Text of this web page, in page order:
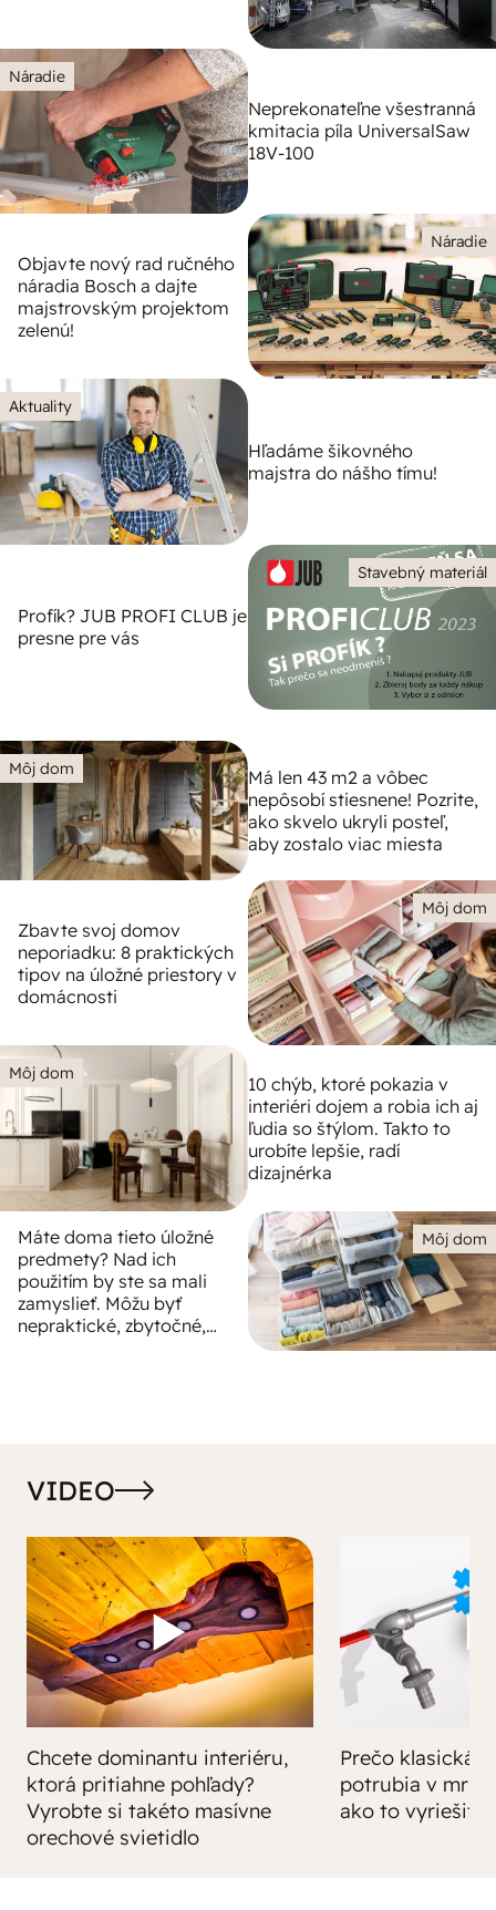
Náradie
Neprekonateľne všestranná
kmitacia píla UniversalSaw
18V-100
Náradie
Objavte nový rad ručného
náradia Bosch a dajte
majstrovským projektom
zelenú!
Aktuality
Hľadáme šikovného
majstra do nášho tímu!
Stavebný materiál
Profík? JUB PROFI CLUB je
presne pre vás
Môj dom
Má len 43 m2 a vôbec
nepôsobí stiesnene! Pozrite,
ako skvelo ukryli posteľ,
aby zostalo viac miesta
Môj dom
Zbavte svoj domov
neporiadku: 8 praktických
tipov na úložné priestory v
domácnosti
Môj dom
10 chýb, ktoré pokazia v
interiéri dojem a robia ich aj
ľudia so štýlom. Takto to
urobíte lepšie, radí
dizajnérka
Môj dom
Máte doma tieto úložné
predmety? Nad ich
použitím by ste sa mali
zamyslieť. Môžu byť
nepraktické, zbytočné,
VIDEO
Chcete dominantu interiéru,
ktorá pritiahne pohľady?
Vyrobte si takéto masívne
orechové svietidlo
Prečo klasická
potrubia v
ako to vyriešiť